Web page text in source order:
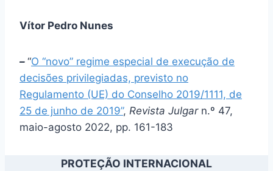
Vítor Pedro Nunes
– “O “novo” regime especial de execução de
decisões privilegiadas, previsto no
Regulamento (UE) do Conselho 2019/1111, de
25 de junho de 2019”, Revista Julgarn.º 47,
maio-agosto 2022, pp. 161-183
PROTEÇÃO INTERNACIONAL